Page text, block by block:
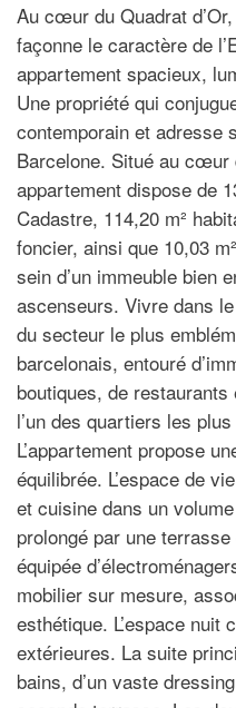
Au cœur du Quadrat
façonne le caractère de
appartement spacieux,
Une propriété qui
contemporain et adresse
Barcelone. Situé au cœur
appartement dispose de
Cadastre, 114,20 m²
foncier, ainsi que 10,03
sein d’un immeuble bien
ascenseurs. Vivre dans
du secteur le plus
barcelonais, entouré
boutiques, de
l’un des quartiers les
L’appartement propose
équilibrée. L’espace de
et cuisine dans un
prolongé par une
équipée
mobilier sur mesure,
esthétique. L’espace nuit
extérieures. La suite
bains, d’un vaste